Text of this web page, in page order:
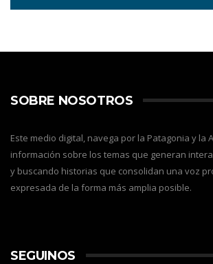
SOBRE NOSOTROS
Este medio digital, navega por la Patagonia y la
información sobre los temas que generan
y buscando historias que consolidan una voz
expresada de la forma más amplia posible.
SEGUINOS